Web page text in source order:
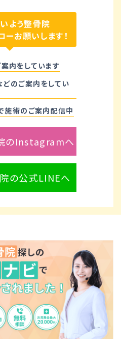
いよう整骨院
ーお願いします！
内をしています
のご案内をしてい
で施術のご案内配信中
のInstagramへ
の公式LINEへ